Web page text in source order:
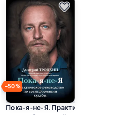
−50%
Пока-я-не-Я. Практическое